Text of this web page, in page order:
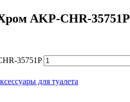
AKP-CHR-35751P
35751P
для туалета